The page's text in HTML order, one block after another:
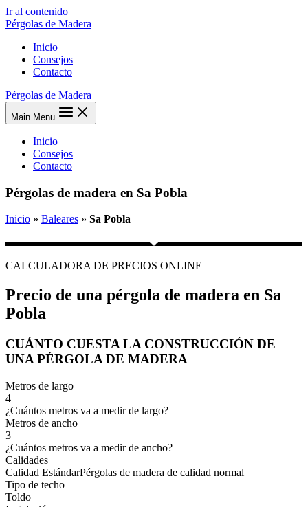
Ir al contenido
Pérgolas de Madera
Inicio
Consejos
Contacto
Pérgolas de Madera
Main Menu
Inicio
Consejos
Contacto
Pérgolas de madera en Sa Pobla
Inicio » Baleares » Sa Pobla
CALCULADORA DE PRECIOS ONLINE
Precio de una pérgola de madera en Sa
Pobla
CUÁNTO CUESTA LA CONSTRUCCIÓN DE
UNA PÉRGOLA DE MADERA
Metros de largo
4
¿Cuántos metros va a medir de largo?
Metros de ancho
3
¿Cuántos metros va a medir de ancho?
Calidades
Calidad EstándarPérgolas de madera de calidad normal
Tipo de techo
Toldo